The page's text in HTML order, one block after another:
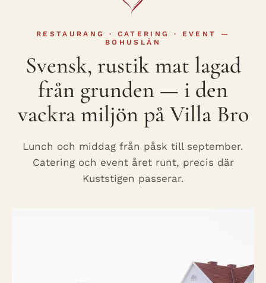
RESTAURANG · CATERING · EVENT —
BOHUSLÄN
Svensk, rustik mat lagad
från grunden — i den
vackra miljön på Villa Bro
Lunch och middag från påsk till september.
Catering och event året runt, precis där
Kuststigen passerar.